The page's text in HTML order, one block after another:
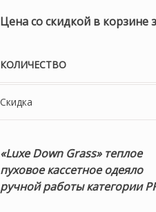
Цена со скидкой в корзине
КОЛИЧЕСТВО
Скидка
«Luxe Down Grass» теплое
пуховое кассетное одеяло
ручной работы категории